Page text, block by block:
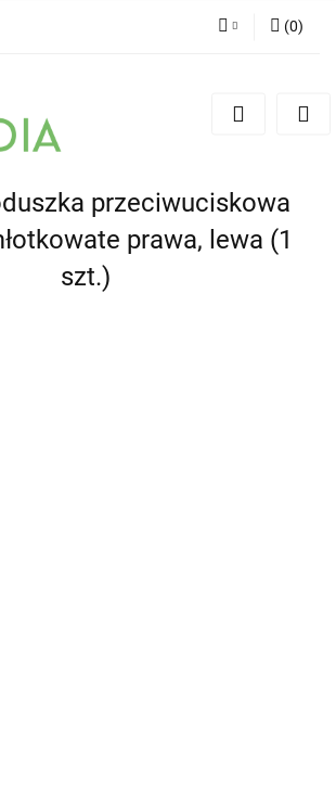
(0)
przeciwuciskowa
prawa, lewa (1
szt.)